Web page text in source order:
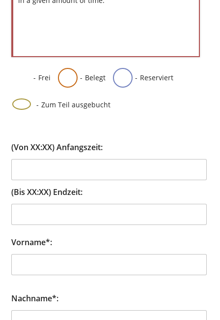
- Frei - Belegt - Reserviert
· - Zum Teil ausgebucht
(Von XX:XX) Anfangszeit:
(Bis XX:XX) Endzeit:
Vorname*:
Nachname*: